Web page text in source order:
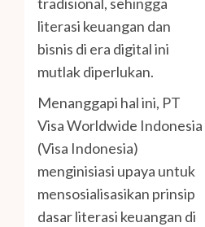
literasi keuangan dan
bisnis di era digital ini
mutlak diperlukan.
Menanggapi hal ini, PT
Visa Worldwide Indonesia
(Visa Indonesia)
menginisiasi upaya untuk
mensosialisasikan prinsip
dasar literasi keuangan di